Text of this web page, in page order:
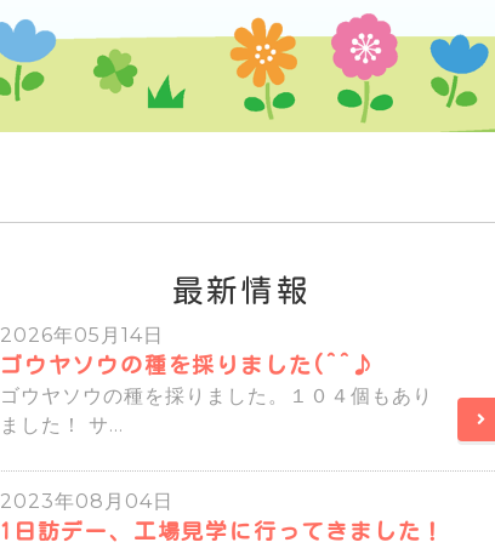
最新情報
2026年05月14日
ゴウヤソウの種を採りました(^^♪
ゴウヤソウの種を採りました。１０４個もあり
ました！ サ...
2023年08月04日
1日訪デー、工場見学に行ってきました！